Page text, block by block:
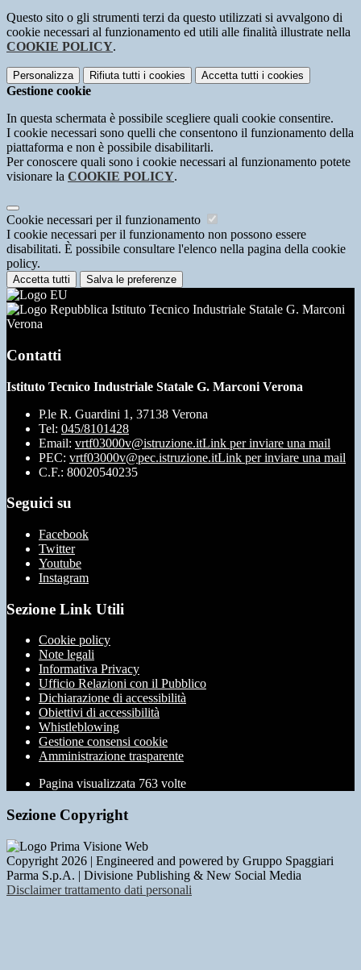
Questo sito o gli strumenti terzi da questo utilizzati si avvalgono di
cookie necessari al funzionamento ed utili alle finalità illustrate nella
COOKIE POLICY.
Personalizza Rifiuta tutti i cookies Accetta tutti i cookies
Gestione cookie
In questa schermata è possibile scegliere quali cookie consentire.
I cookie necessari sono quelli che consentono il funzionamento della
piattaforma e non è possibile disabilitarli.
Per conoscere quali sono i cookie necessari al funzionamento potete
visionare la COOKIE POLICY.
Cookie necessari per il funzionamento
I cookie necessari per il funzionamento non possono essere
disabilitati. È possibile consultare l'elenco nella pagina della cookie
policy.
Accetta tutti Salva le preferenze
Istituto Tecnico Industriale Statale G. Marconi
Verona
Contatti
Istituto Tecnico Industriale Statale G. Marconi Verona
P.le R. Guardini 1, 37138 Verona
Tel: 045/8101428
Email: vrtf03000v@istruzione.itLink per inviare una mail
PEC: vrtf03000v@pec.istruzione.itLink per inviare una mail
C.F.: 80020540235
Seguici su
Facebook
Twitter
Youtube
Instagram
Sezione Link Utili
Cookie policy
Note legali
Informativa Privacy
Ufficio Relazioni con il Pubblico
Dichiarazione di accessibilità
Obiettivi di accessibilità
Whistleblowing
Gestione consensi cookie
Amministrazione trasparente
Pagina visualizzata 763 volte
Sezione Copyright
Copyright 2026 | Engineered and powered by Gruppo Spaggiari
Parma S.p.A. | Divisione Publishing & New Social Media
Disclaimer trattamento dati personali